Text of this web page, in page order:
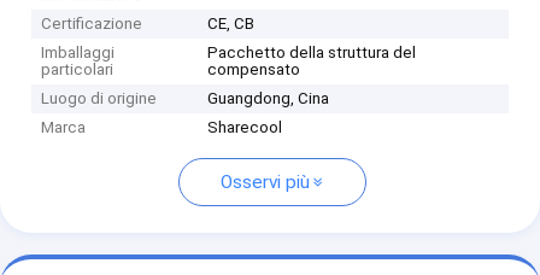
Certificazione
CE, CB
Imballaggi
particolari
Pacchetto della struttura del
compensato
Luogo di origine
Guangdong, Cina
Marca
Sharecool
Osservi più